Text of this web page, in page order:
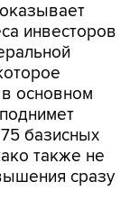
инвесторов
основном
базисных
также не
сразу